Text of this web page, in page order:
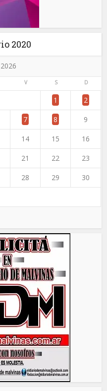
2020
V S D
1 2
7 8 9
14 15 16
21 22 23
28 29 30